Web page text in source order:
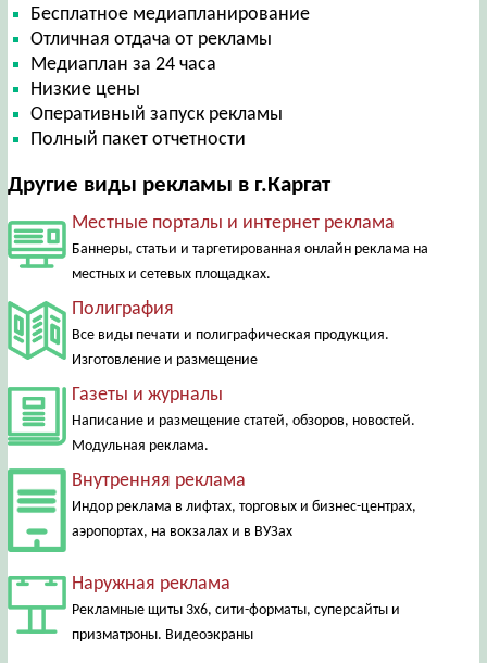
Бесплатное медиапланирование
Отличная отдача от рекламы
Медиаплан за 24 часа
Низкие цены
Оперативный запуск рекламы
Полный пакет отчетности
Другие виды рекламы в г.Каргат
Местные порталы и интернет реклама
Баннеры, статьи и таргетированная онлайн реклама на
местных и сетевых площадках.
Полиграфия
Все виды печати и полиграфическая продукция.
Изготовление и размещение
Газеты и журналы
Написание и размещение статей, обзоров, новостей.
Модульная реклама.
Внутренняя реклама
Индор реклама в лифтах, торговых и бизнес-центрах,
аэропортах, на вокзалах и в ВУЗах
Наружная реклама
Рекламные щиты 3х6, сити-форматы, суперсайты и
призматроны. Видеоэкраны